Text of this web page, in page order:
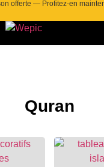
offerte — Profitez-en
Quran